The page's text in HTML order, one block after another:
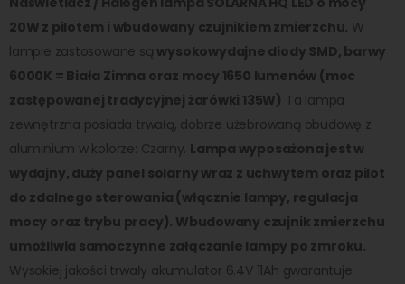
20W z pilotem i wbudowany czujnikiem zmierzchu. W
lampie zastosowane są wysokowydajne diody SMD, barwy
6000K = Biała Zimna oraz mocy 1650 lumenów (moc
zastępowanej tradycyjnej żarówki 135W) Ta lampa
zewnętrzna posiada trwałą, dobrze użebrowaną obudowę z
aluminium w kolorze: Czarny. Lampa wyposażona jest w
wydajny, duży panel solarny wraz z uchwytem oraz pilot
do zdalnego sterowania (włącznie lampy, regulacja
mocy oraz trybu pracy). Wbudowany czujnik zmierzchu
umożliwia samoczynne załączanie lampy po zmroku.
Wysokiej jakości trwały akumulator 6.4V 11Ah gwarantuje